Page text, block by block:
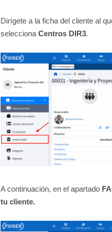
Dirígete a la ficha del cliente al
selecciona Centros DIR3.
A continuación, en el apartado
tu cliente.